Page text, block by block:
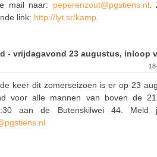
mail naar: peperenzout@pgstiens.nl .
link: http://lyt.sr/kamp.
- vrijdagavond 23 augustus, inloop
keer dit zomerseizoen is er op 23
voor alle mannen van boven de
aan de Butenskilwei 44.